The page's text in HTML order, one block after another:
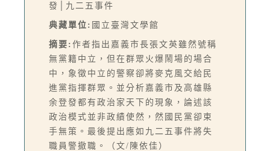
發│九二五事件
典藏單位: 國立臺灣文學館
摘要: 作者指出嘉義市長張文英雖然號稱
無黨籍中立，但在群眾火爆鬧場的場合
中，象徵中立的警察卻將麥克風交給民
進黨指揮群眾。並分析嘉義市及高雄縣
余登發都有政治家天下的現象，論述該
政治模式並非政績使然，然國民黨卻束
手無策。最後提出應如九二五事件將失
職員警撤職。（文/陳依佳）